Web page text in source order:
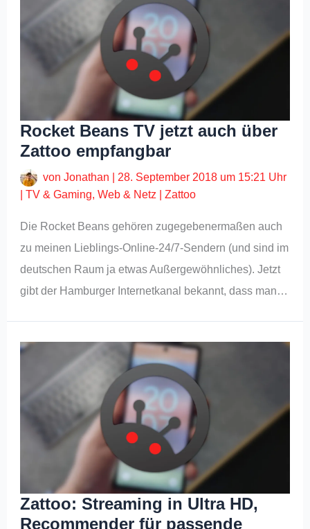
Rocket Beans TV jetzt auch über
Zattoo empfangbar
vonJonathan
28. September 2018 um 15:21 Uhr
|TV & Gaming,Web & Netz |Zattoo
Die Rocket Beans gehören zugegebenermaßen auch
zu meinen Lieblings-Online-24/7-Sendern (und sind im
deutschen Raum ja etwas Außergewöhnliches). Jetzt
gibt der Hamburger Internetkanal bekannt, dass man…
Zattoo: Streaming in Ultra HD,
Recommender für passende